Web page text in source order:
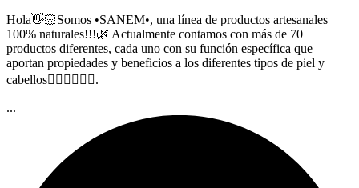
Hola👋🏻Somos •SANEM•, una línea de productos artesanales
100% naturales!!!🌿 Actualmente contamos con más de 70
productos diferentes, cada uno con su función específica que
aportan propiedades y beneficios a los diferentes tipos de piel y
cabellos🧖🏻‍♀️🧖🏻‍♂️.
...